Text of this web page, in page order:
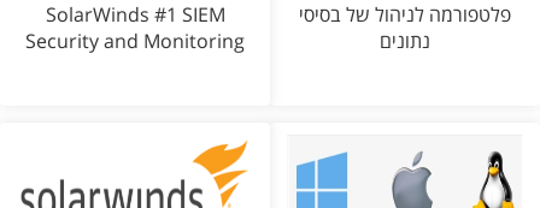
פלטפורמה לניהול של בסיסי
נתונים
SolarWinds #1 SIEM
Security and Monitoring